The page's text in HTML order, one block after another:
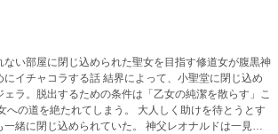
ない部屋に閉じ込められた聖女を目指す修道女が腹黒神
結界によって、小聖堂に閉じ込め
ェラ。脱出するための条件は「乙女の純潔を散らす」こ
への道を絶たれてしまう。 大人しく助けを待とうとす
一緒に閉じ込められていた。 神父レオナルドは一見人